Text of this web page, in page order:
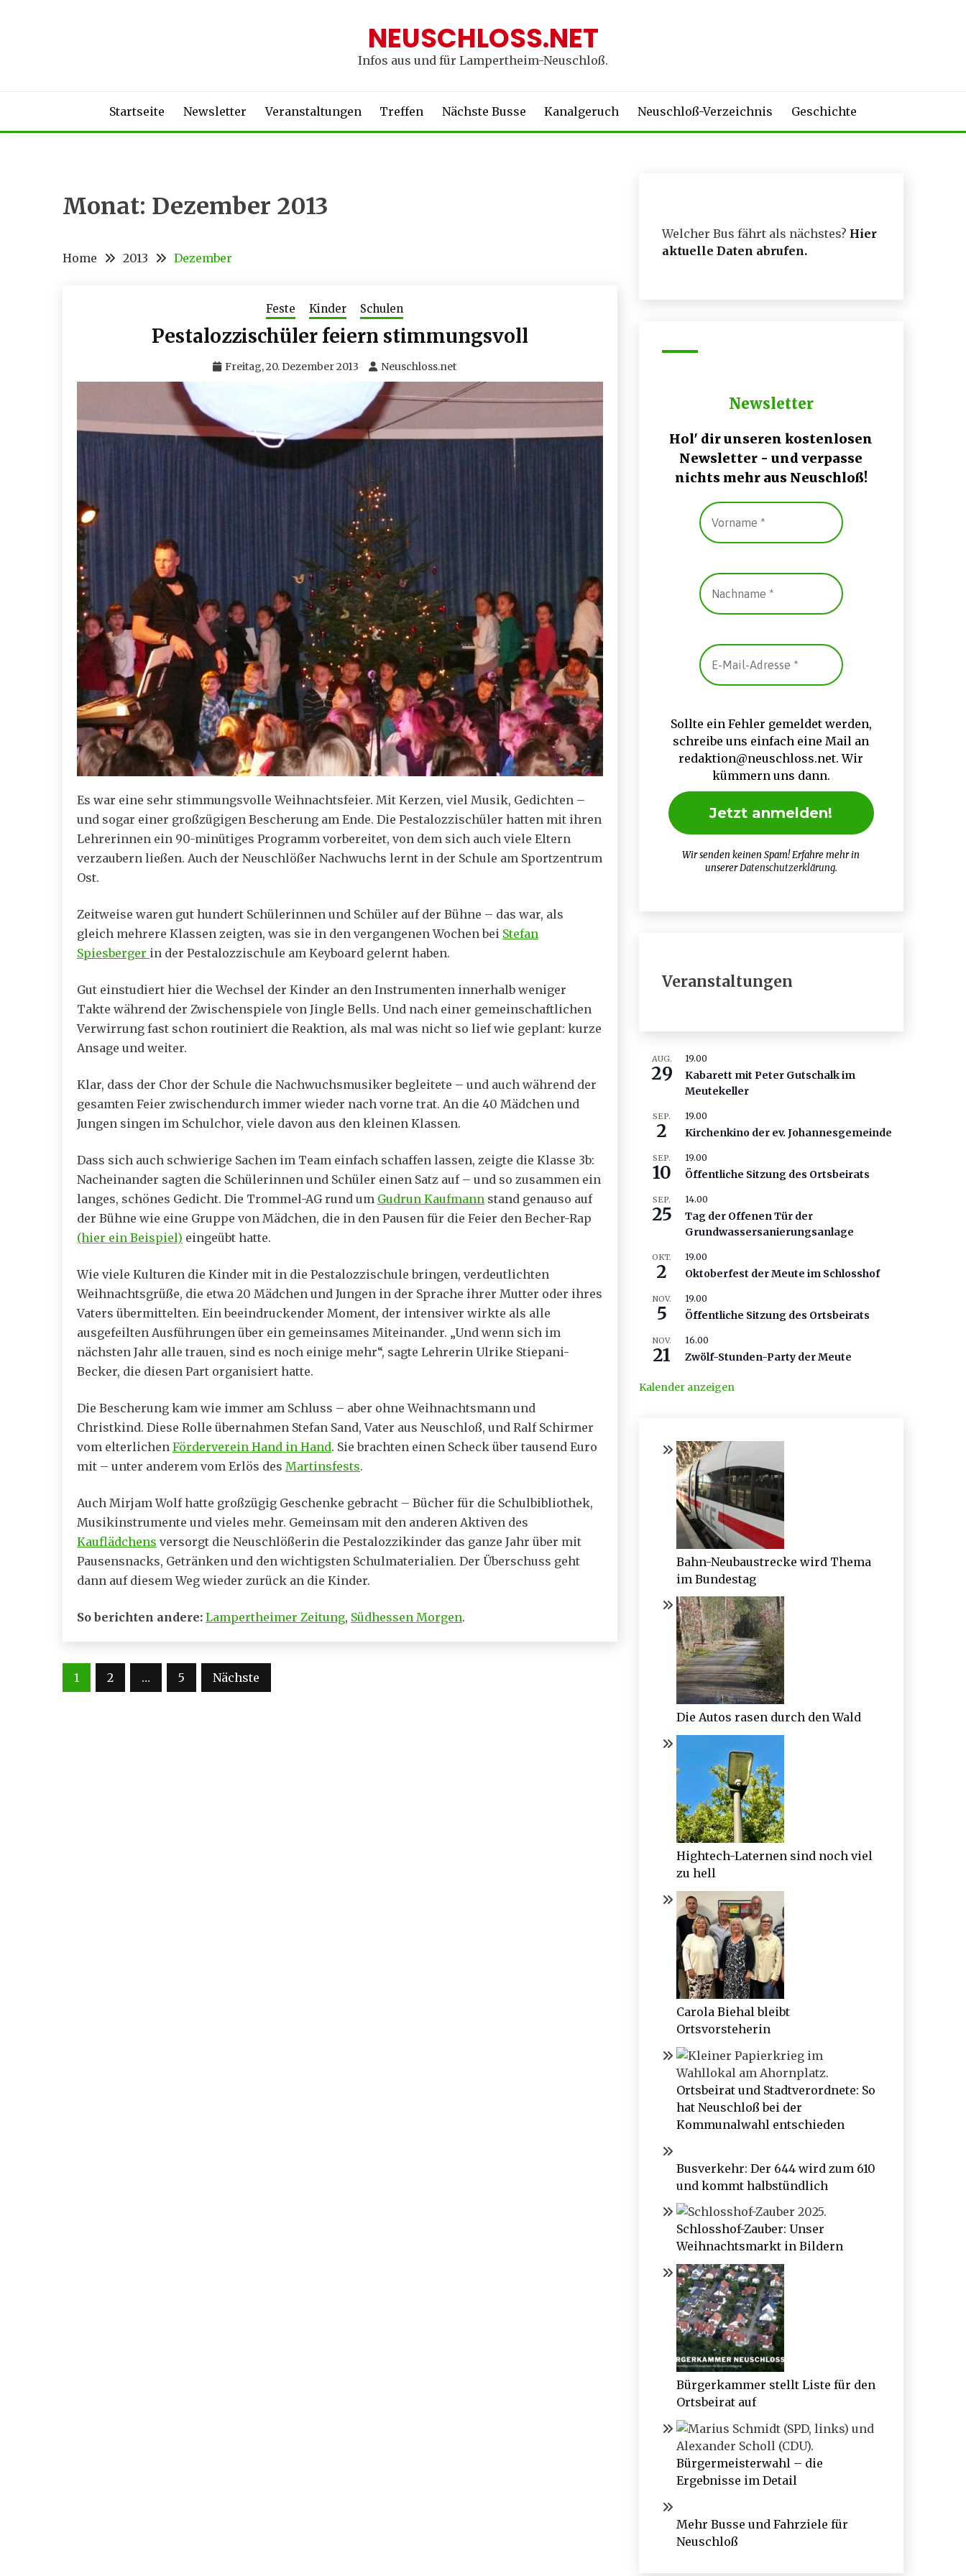
NEUSCHLOSS.NET
Infos aus und für Lampertheim-Neuschloß.
Startseite Newsletter Veranstaltungen Treffen Nächste Busse Kanalgeruch Neuschloß-Verzeichnis Geschichte
Monat: Dezember 2013
Home 2013 Dezember
Feste Kinder Schulen
Pestalozzischüler feiern stimmungsvoll
Freitag, 20. Dezember 2013 Neuschloss.net
Es war eine sehr stimmungsvolle Weihnachtsfeier. Mit Kerzen, viel Musik, Gedichten –
und sogar einer großzügigen Bescherung am Ende. Die Pestalozzischüler hatten mit ihren
Lehrerinnen ein 90-minütiges Programm vorbereitet, von dem sich auch viele Eltern
verzaubern ließen. Auch der Neuschlößer Nachwuchs lernt in der Schule am Sportzentrum
Ost.
Zeitweise waren gut hundert Schülerinnen und Schüler auf der Bühne – das war, als
gleich mehrere Klassen zeigten, was sie in den vergangenen Wochen bei Stefan
Spiesberger in der Pestalozzischule am Keyboard gelernt haben.
Gut einstudiert hier die Wechsel der Kinder an den Instrumenten innerhalb weniger
Takte während der Zwischenspiele von Jingle Bells. Und nach einer gemeinschaftlichen
Verwirrung fast schon routiniert die Reaktion, als mal was nicht so lief wie geplant: kurze
Ansage und weiter.
Klar, dass der Chor der Schule die Nachwuchsmusiker begleitete – und auch während der
gesamten Feier zwischendurch immer wieder nach vorne trat. An die 40 Mädchen und
Jungen singen im Schulchor, viele davon aus den kleinen Klassen.
Dass sich auch schwierige Sachen im Team einfach schaffen lassen, zeigte die Klasse 3b:
Nacheinander sagten die Schülerinnen und Schüler einen Satz auf – und so zusammen ein
langes, schönes Gedicht. Die Trommel-AG rund um Gudrun Kaufmann stand genauso auf
der Bühne wie eine Gruppe von Mädchen, die in den Pausen für die Feier den Becher-Rap
(hier ein Beispiel) eingeübt hatte.
Wie viele Kulturen die Kinder mit in die Pestalozzischule bringen, verdeutlichten
Weihnachtsgrüße, die etwa 20 Mädchen und Jungen in der Sprache ihrer Mutter oder ihres
Vaters übermittelten. Ein beeindruckender Moment, der intensiver wirkte als alle
ausgefeilten Ausführungen über ein gemeinsames Miteinander. „Und wenn sich im
nächsten Jahr alle trauen, sind es noch einige mehr“, sagte Lehrerin Ulrike Stiepani-
Becker, die diesen Part organisiert hatte.
Die Bescherung kam wie immer am Schluss – aber ohne Weihnachtsmann und
Christkind. Diese Rolle übernahmen Stefan Sand, Vater aus Neuschloß, und Ralf Schirmer
vom elterlichen Förderverein Hand in Hand. Sie brachten einen Scheck über tausend Euro
mit – unter anderem vom Erlös des Martinsfests.
Auch Mirjam Wolf hatte großzügig Geschenke gebracht – Bücher für die Schulbibliothek,
Musikinstrumente und vieles mehr. Gemeinsam mit den anderen Aktiven des
Kauflädchens versorgt die Neuschlößerin die Pestalozzikinder das ganze Jahr über mit
Pausensnacks, Getränken und den wichtigsten Schulmaterialien. Der Überschuss geht
dann auf diesem Weg wieder zurück an die Kinder.
So berichten andere: Lampertheimer Zeitung, Südhessen Morgen.
Seitennummerierung
1 2 … 5 Nächste
Welcher Bus fährt als nächstes? Hier
aktuelle Daten abrufen.
Newsletter
Hol' dir unseren kostenlosen
Newsletter - und verpasse
nichts mehr aus Neuschloß!
Sollte ein Fehler gemeldet werden,
schreibe uns einfach eine Mail an
redaktion@neuschloss.net. Wir
kümmern uns dann.
Wir senden keinen Spam! Erfahre mehr in
unsererDatenschutzerklärung.
Veranstaltungen
AUG.
29
19.00
Kabarett mit Peter Gutschalk im
Meutekeller
SEP.
2
19.00
Kirchenkino der ev. Johannesgemeinde
SEP.
10
19.00
Öffentliche Sitzung des Ortsbeirats
SEP.
25
14.00
Tag der Offenen Tür der
Grundwassersanierungsanlage
OKT.
2
19.00
Oktoberfest der Meute im Schlosshof
NOV.
5
19.00
Öffentliche Sitzung des Ortsbeirats
NOV.
21
16.00
Zwölf-Stunden-Party der Meute
Kalender anzeigen
Bahn-Neubaustrecke wird Thema
im Bundestag
Die Autos rasen durch den Wald
Hightech-Laternen sind noch viel
zu hell
Carola Biehal bleibt
Ortsvorsteherin
Ortsbeirat und Stadtverordnete: So
hat Neuschloß bei der
Kommunalwahl entschieden
Busverkehr: Der 644 wird zum 610
und kommt halbstündlich
Schlosshof-Zauber: Unser
Weihnachtsmarkt in Bildern
Bürgerkammer stellt Liste für den
Ortsbeirat auf
Bürgermeisterwahl – die
Ergebnisse im Detail
Mehr Busse und Fahrziele für
Neuschloß